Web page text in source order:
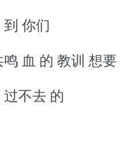
你们
血 的 教训 想要
不去 的